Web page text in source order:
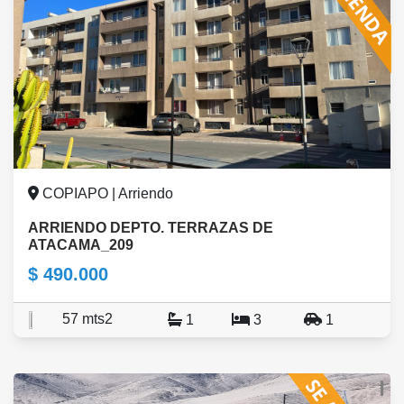
COPIAPO | Arriendo
ARRIENDO DEPTO. TERRAZAS DE
ATACAMA_209
$ 490.000
57 mts2 1 3 1